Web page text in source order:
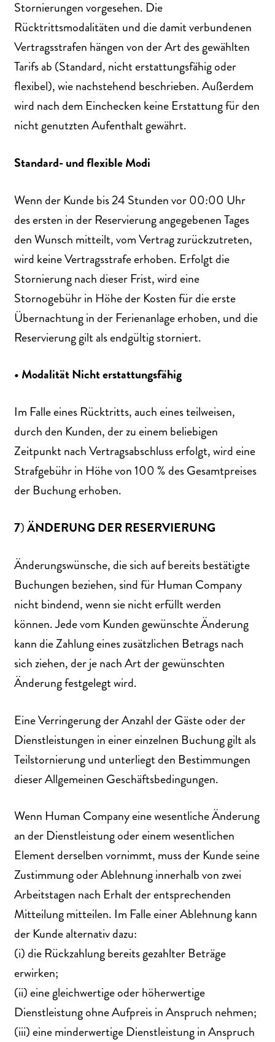
Stornierungen vorgesehen. Die
Rücktrittsmodalitäten und die damit verbundenen
Vertragsstrafen hängen von der Art des gewählten
Tarifs ab (Standard, nicht erstattungsfähig oder
flexibel), wie nachstehend beschrieben. Außerdem
wird nach dem Einchecken keine Erstattung für den
nicht genutzten Aufenthalt gewährt.
Standard- und flexible Modi
Wenn der Kunde bis 24 Stunden vor 00:00 Uhr
des ersten in der Reservierung angegebenen Tages
den Wunsch mitteilt, vom Vertrag zurückzutreten,
wird keine Vertragsstrafe erhoben. Erfolgt die
Stornierung nach dieser Frist, wird eine
Stornogebühr in Höhe der Kosten für die erste
Übernachtung in der Ferienanlage erhoben, und die
Reservierung gilt als endgültig storniert.
• ModalitätNichterstattungsfähig
Im Falle eines Rücktritts, auch eines teilweisen,
durch den Kunden, der zu einem beliebigen
Zeitpunkt nach Vertragsabschluss erfolgt, wird eine
Strafgebühr in Höhe von 100 % des Gesamtpreises
der Buchung erhoben.
7)ÄNDERUNGDERRESERVIERUNG
Änderungswünsche, die sich auf bereits bestätigte
Buchungen beziehen, sind für Human Company
nicht bindend, wenn sie nicht erfüllt werden
können. Jede vom Kunden gewünschte Änderung
kann die Zahlung eines zusätzlichen Betrags nach
sich ziehen, der je nach Art der gewünschten
Änderung festgelegt wird.
Eine Verringerung der Anzahl der Gäste oder der
Dienstleistungen in einer einzelnen Buchung gilt als
Teilstornierung und unterliegt den Bestimmungen
dieser Allgemeinen Geschäftsbedingungen.
Wenn Human Company eine wesentliche Änderung
an der Dienstleistung oder einem wesentlichen
Element derselben vornimmt, muss der Kunde seine
Zustimmung oder Ablehnung innerhalb von zwei
Arbeitstagen nach Erhalt der entsprechenden
Mitteilung mitteilen. Im Falle einer Ablehnung kann
der Kunde alternativ dazu:
(i) die Rückzahlung bereits gezahlter Beträge
erwirken;
(ii) eine gleichwertige oder höherwertige
Dienstleistung ohne Aufpreis in Anspruch nehmen;
(iii) eine minderwertige Dienstleistung in Anspruch